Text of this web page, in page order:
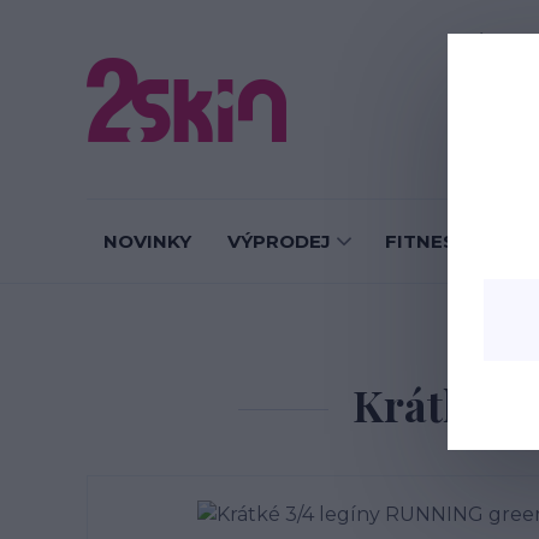
O nás
NOVINKY VÝPRODEJ FITNESS LEGÍNY
Krátké